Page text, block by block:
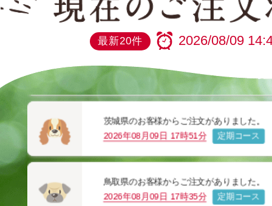
最新20件 2026/08/09
2026年08月09日 19時45分
定期コース
2026年08月09日 19時38分
東京都のお客様からご注文がありました。
2026年08月09日 19時32分
定期コース
茨城県のお客様からご注文がありました。
2026年08月09日 17時51分
定期コース